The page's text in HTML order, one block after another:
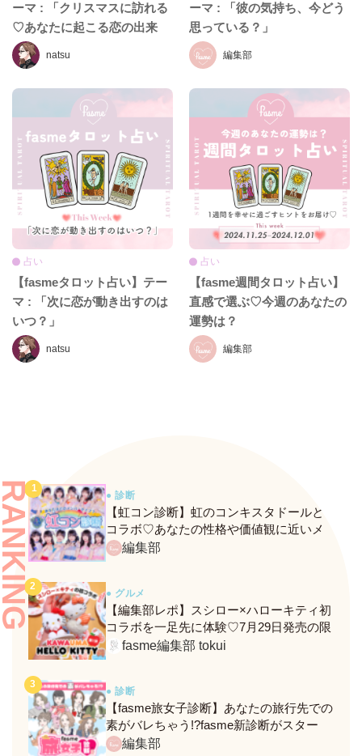
natsu
ーマ : 「クリスマスに訪れる
♡あなたに起こる恋の出来
事」
編集部
ーマ : 「彼の気持ち、今どう
思っている？」
natsu
占い
【fasmeタロット占い】テー
マ : 「次に恋が動き出すのは
いつ？」
編集部
占い
【fasme週間タロット占い】
直感で選ぶ♡今週のあなたの
運勢は？
● 診断
【虹コン診断】虹のコンキスタドールと
コラボ♡あなたの性格や価値観に近いメ
ンバーがわかる、fasmeの新診断がスター
編集部
● グルメ
【編集部レポ】スシロー×ハローキティ初
コラボを一足先に体験♡7月29日発売の限
定メニュー＆グッズをレポ！
fasme編集部 tokui
● 診断
【fasme旅女子診断】あなたの旅行先での
素がバレちゃう!?fasme新診断がスター
ト！編集部